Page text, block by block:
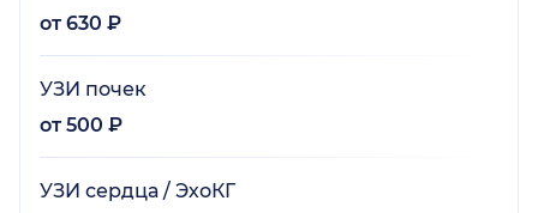
от 630 ₽
УЗИ почек
от 500 ₽
УЗИ сердца / ЭхоКГ